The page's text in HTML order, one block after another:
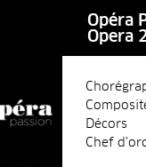
Opéra
Opera
Décors
Chef